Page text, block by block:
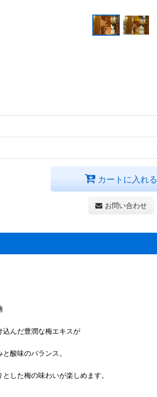
カートに入れる
お問い合わせ
んだ豊潤な梅エキスが
酸味のバランス。
した梅の味わいが楽しめます。